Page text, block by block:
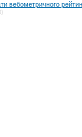
вебометричного